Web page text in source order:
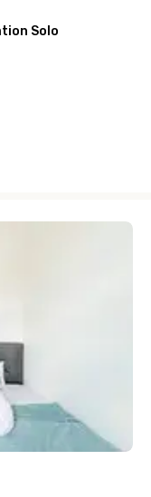
Solo